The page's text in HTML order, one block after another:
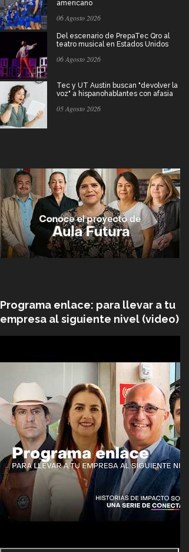
americano
06 Agosto 2026
Del escenario de PrepaTec Qro al
teatro musical en Estados Unidos
06 Agosto 2026
Tec y UT Austin buscan "devolver la
voz" a hispanohablantes con afasia
05 Agosto 2026
Programa enlace: para llevar a tu
empresa al siguiente nivel (video)